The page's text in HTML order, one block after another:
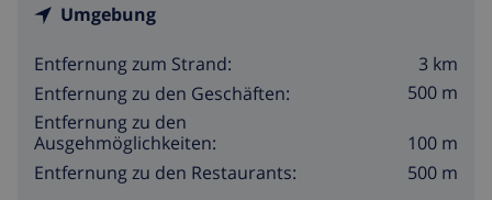
Umgebung
Entfernung zum Strand:
3 km
Entfernung zu den Geschäften:
500 m
Entfernung zu den
Ausgehmöglichkeiten:
100 m
Entfernung zu den Restaurants:
500 m